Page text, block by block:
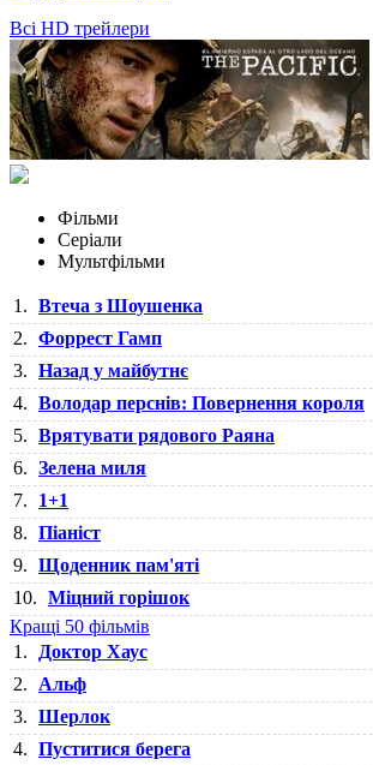
Всі HD трейлери
Фільми
Серіали
Мультфільми
1. Втеча з Шоушенка
2. Форрест Гамп
3. Назад у майбутнє
4. Володар перснів: Повернення короля
5. Врятувати рядового Раяна
6. Зелена миля
7.
1+1
8. Піаніст
9. Щоденник пам'яті
10. Міцний горішок
Кращі 50 фільмів
1.
Доктор Хаус
2.
Альф
3. Шерлок
4. Пуститися берега